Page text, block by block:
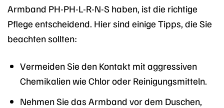
Armband PH-PH-L-R-N-S haben, ist die richtige
Pflege entscheidend. Hier sind einige Tipps, die Sie
beachten sollten:
Vermeiden Sie den Kontakt mit aggressiven
Chemikalien wie Chlor oder Reinigungsmitteln.
Nehmen Sie das Armband vor dem Duschen,